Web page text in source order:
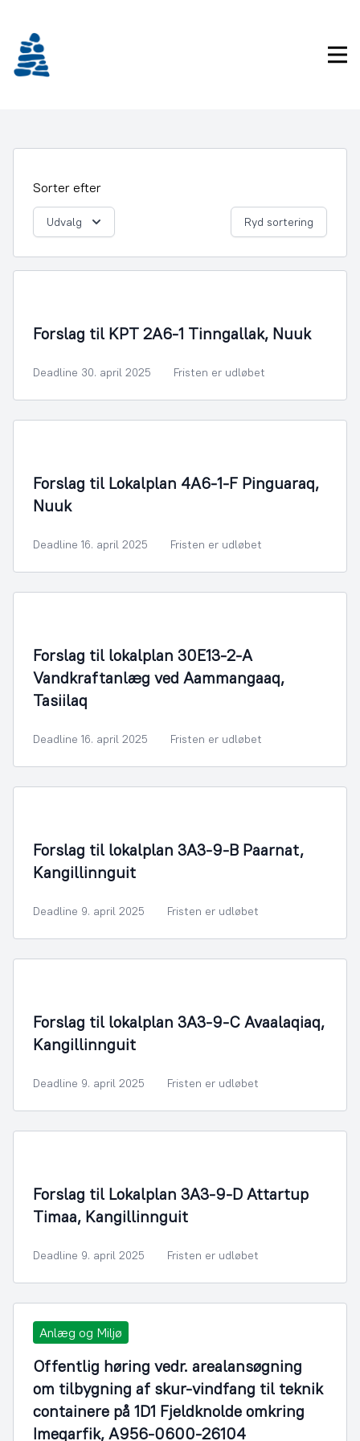
indhold
Sorter efter
Udvalg Ryd sortering
Forslag til KPT 2A6-1 Tinngallak, Nuuk
Deadline 30. april 2025 Fristen er udløbet
Forslag til Lokalplan 4A6-1-F Pinguaraq,
Nuuk
Deadline 16. april 2025 Fristen er udløbet
Forslag til lokalplan 30E13-2-A
Vandkraftanlæg ved Aammangaaq,
Tasiilaq
Deadline 16. april 2025 Fristen er udløbet
Forslag til lokalplan 3A3-9-B Paarnat,
Kangillinnguit
Deadline 9. april 2025 Fristen er udløbet
Forslag til lokalplan 3A3-9-C Avaalaqiaq,
Kangillinnguit
Deadline 9. april 2025 Fristen er udløbet
Forslag til Lokalplan 3A3-9-D Attartup
Timaa, Kangillinnguit
Deadline 9. april 2025 Fristen er udløbet
Anlæg og Miljø
Offentlig høring vedr. arealansøgning
om tilbygning af skur-vindfang til teknik
containere på 1D1 Fjeldknolde omkring
Imeqarfik, A956-0600-26104